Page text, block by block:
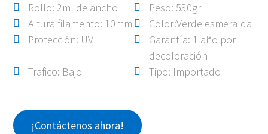
Rollo: 2ml de ancho
Peso: 530gr
Altura filamento: 10mm
Color:Verde esmeralda
Protección: UV
Garantía: 1 año por
decoloración
Trafico: Bajo
Tipo: Importado
¡Contáctenos ahora!